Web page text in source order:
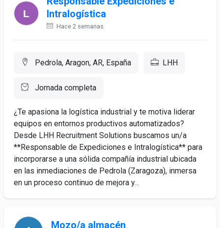
Intralogística
Hace 2 semanas
Pedrola, Aragon, AR, España LHH
Jornada completa
¿Te apasiona la logística industrial y te motiva liderar
equipos en entornos productivos automatizados?
Desde LHH Recruitment Solutions buscamos un/a
**Responsable de Expediciones e Intralogística** para
incorporarse a una sólida compañía industrial ubicada
en las inmediaciones de Pedrola (Zaragoza), inmersa
en un proceso continuo de mejora y...
Mozo/a almacén